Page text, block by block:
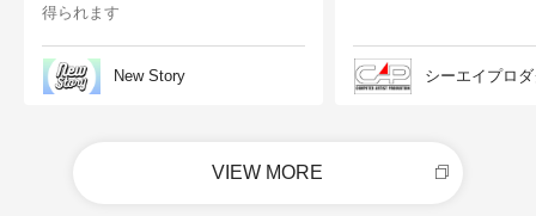
得られます
New Story シーエイプロ
VIEW MORE